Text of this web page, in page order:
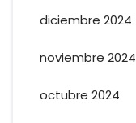
diciembre 2024
noviembre 2024
octubre 2024